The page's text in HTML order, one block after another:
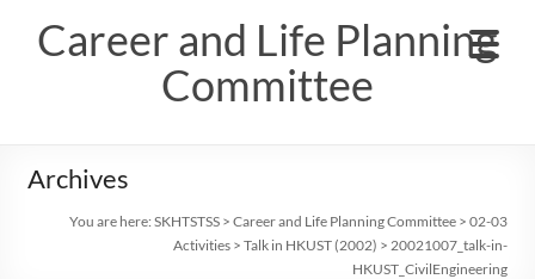
contentCareer and Life Planning
Committee
Archives
You are here:SKHTSTSS >Career and Life Planning Committee >02-03
Activities >Talk in HKUST (2002) >20021007_talk-in-
HKUST_CivilEngineering